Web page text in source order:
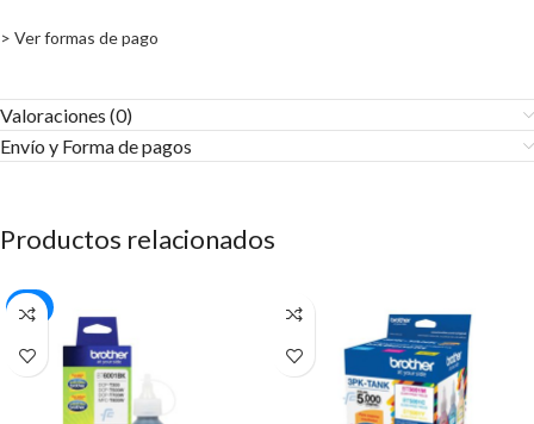
> Ver formas de pago
Valoraciones (0)
Envío y Forma de pagos​
Productos relacionados
-18%